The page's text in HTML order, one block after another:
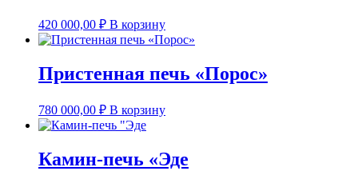
420 000,00 ₽ В корзину
Пристенная печь «Порос»
780 000,00 ₽ В корзину
Камин-печь «Эде